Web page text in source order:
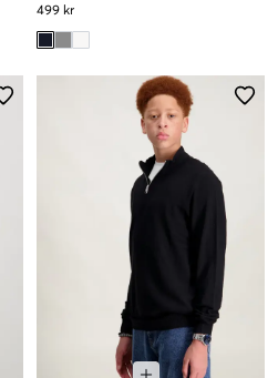
499 kr